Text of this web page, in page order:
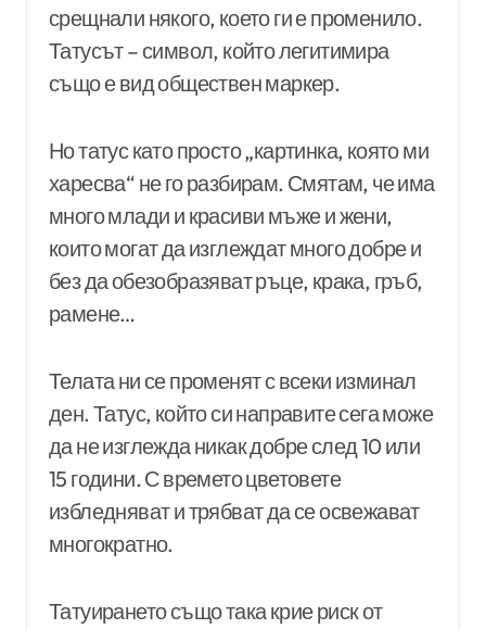
срещнали някого, което ги е променило.
Татусът – символ, който легитимира
също е вид обществен маркер.
Но татус като просто „картинка, която ми
харесва“ не го разбирам. Смятам, че има
много млади и красиви мъже и жени,
които могат да изглеждат много добре и
без да обезобразяват ръце, крака, гръб,
рамене…
Телата ни се променят с всеки изминал
ден. Татус, който си направите сега може
да не изглежда никак добре след 10 или
15 години. С времето цветовете
избледняват и трябват да се освежават
многократно.
Татуирането също така крие риск от